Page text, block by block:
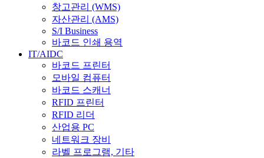
창고관리 (WMS)
자산관리 (AMS)
S/I Business
바코드 인쇄 용역
IT/AIDC
바코드 프린터
모바일 컴퓨터
바코드 스캐너
RFID 프린터
RFID 리더
산업용 PC
네트워크 장비
라벨 프로그램, 기타